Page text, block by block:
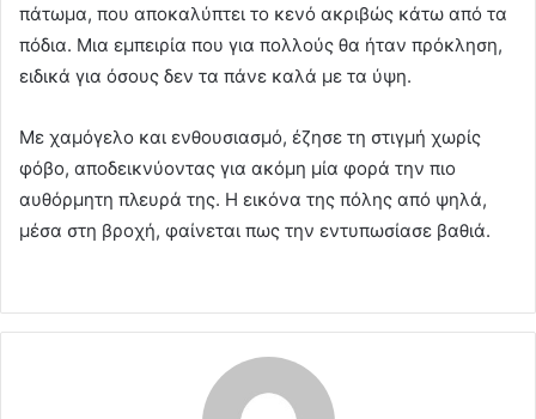
πάτωμα, που αποκαλύπτει το κενό ακριβώς κάτω από τα
πόδια. Μια εμπειρία που για πολλούς θα ήταν πρόκληση,
ειδικά για όσους δεν τα πάνε καλά με τα ύψη.
Με χαμόγελο και ενθουσιασμό, έζησε τη στιγμή χωρίς
φόβο, αποδεικνύοντας για ακόμη μία φορά την πιο
αυθόρμητη πλευρά της. Η εικόνα της πόλης από ψηλά,
μέσα στη βροχή, φαίνεται πως την εντυπωσίασε βαθιά.